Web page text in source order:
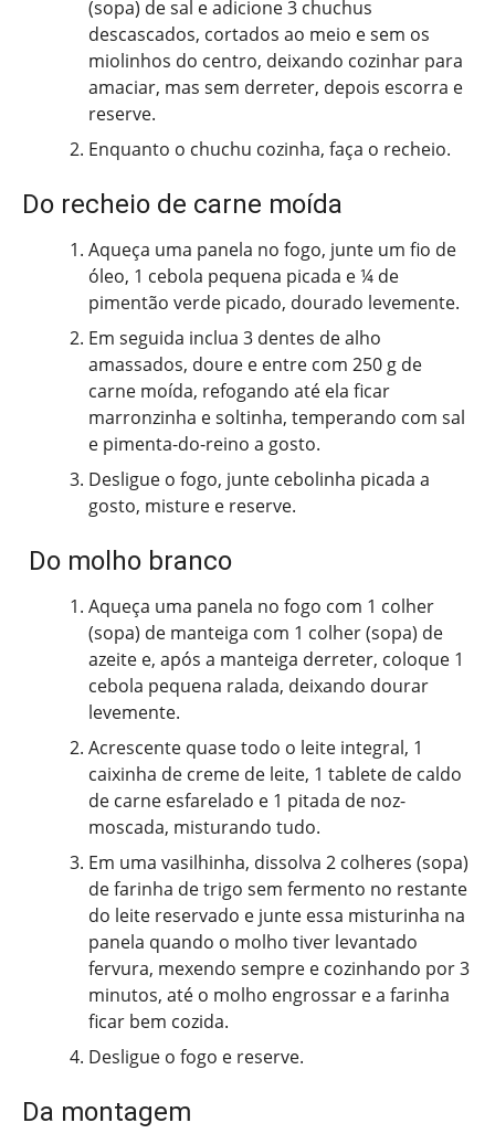
(sopa) de sal e adicione 3 chuchus
descascados, cortados ao meio e sem os
miolinhos do centro, deixando cozinhar para
amaciar, mas sem derreter, depois escorra e
reserve.
Enquanto o chuchu cozinha, faça o recheio.
Do recheio de carne moída
Aqueça uma panela no fogo, junte um fio de
óleo, 1 cebola pequena picada e ¼ de
pimentão verde picado, dourado levemente.
Em seguida inclua 3 dentes de alho
amassados, doure e entre com 250 g de
carne moída, refogando até ela ficar
marronzinha e soltinha, temperando com sal
e pimenta-do-reino a gosto.
Desligue o fogo, junte cebolinha picada a
gosto, misture e reserve.
Do molho branco
Aqueça uma panela no fogo com 1 colher
(sopa) de manteiga com 1 colher (sopa) de
azeite e, após a manteiga derreter, coloque 1
cebola pequena ralada, deixando dourar
levemente.
Acrescente quase todo o leite integral, 1
caixinha de creme de leite, 1 tablete de caldo
de carne esfarelado e 1 pitada de noz-
moscada, misturando tudo.
Em uma vasilhinha, dissolva 2 colheres (sopa)
de farinha de trigo sem fermento no restante
do leite reservado e junte essa misturinha na
panela quando o molho tiver levantado
fervura, mexendo sempre e cozinhando por 3
minutos, até o molho engrossar e a farinha
ficar bem cozida.
Desligue o fogo e reserve.
Da montagem